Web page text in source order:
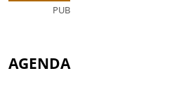
PUB
AGENDA